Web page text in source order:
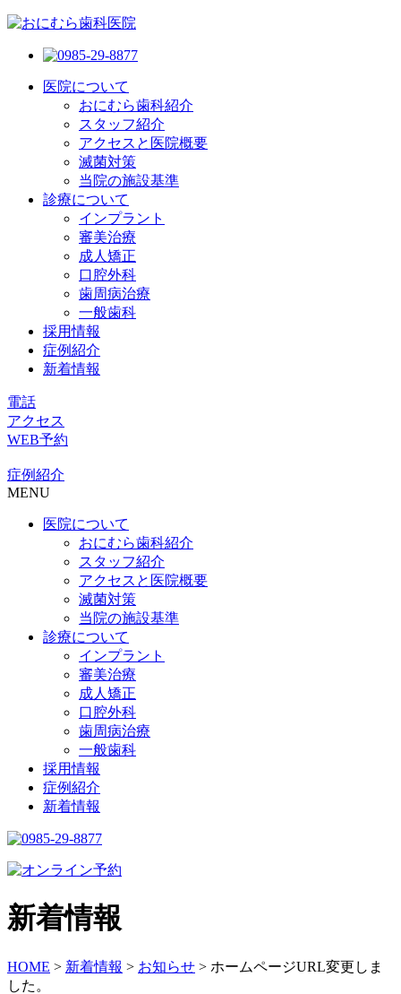
医院について
おにむら歯科紹介
スタッフ紹介
アクセスと医院概要
滅菌対策
当院の施設基準
診療について
インプラント
審美治療
成人矯正
口腔外科
歯周病治療
一般歯科
採用情報
症例紹介
新着情報
電話
アクセス
WEB予約
症例紹介
MENU
医院について
おにむら歯科紹介
スタッフ紹介
アクセスと医院概要
滅菌対策
当院の施設基準
診療について
インプラント
審美治療
成人矯正
口腔外科
歯周病治療
一般歯科
採用情報
症例紹介
新着情報
新着情報
HOME > 新着情報 > お知らせ > ホームページURL変更しま
した。